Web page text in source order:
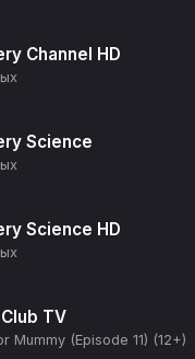
Channel HD
Science
Science HD
TV
Mummy (Episode 11) (12+)